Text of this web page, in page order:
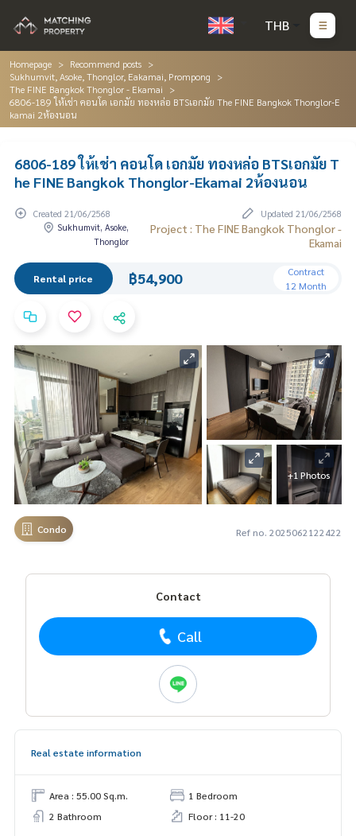
THB
Homepage
Recommend posts
Sukhumvit, Asoke, Thonglor, Eakamai, Prompong
The FINE Bangkok Thonglor - Ekamai
6806-189 ให้เช่า คอนโด เอกมัย ทองหล่อ BTSเอกมัย The FINE Bangkok Thonglor-E
kamai 2ห้องนอน
6806-189 ให้เช่า คอนโด เอกมัย ทองหล่อ BTSเอกมัย T
he FINE Bangkok Thonglor-Ekamai 2ห้องนอน
Created 21/06/2568
Updated 21/06/2568
Sukhumvit, Asoke,
Thonglor
Project : The FINE Bangkok Thonglor -
Ekamai
Rental price ฿54,900
Contract
12 Month
+1 Photos
Condo Ref no. 2025062122422
Contact
Call
Real estate information
Area : 55.00 Sq.m.
1 Bedroom
2 Bathroom
Floor : 11-20